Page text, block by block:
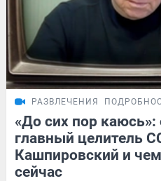
РАЗВЛЕЧЕНИЯ
«До сих пор
главный целитель
Кашпировский и
сейчас